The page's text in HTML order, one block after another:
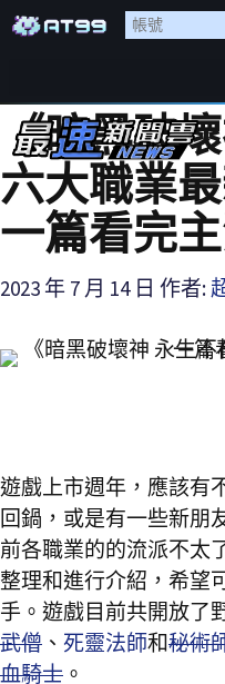
《暗黑破
六大職業
一篇看完
2023 年 7 月 14 日 作者:
遊戲上市週年，應該有
回鍋，或是有一些新朋
前各職業的的流派不太
整理和進行介紹，希望
手。遊戲目前共開放了
武僧 、 死靈法師和秘術
血騎士 。